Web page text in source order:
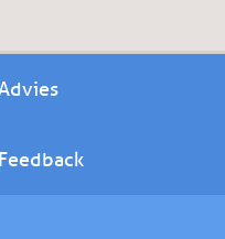
Feedback